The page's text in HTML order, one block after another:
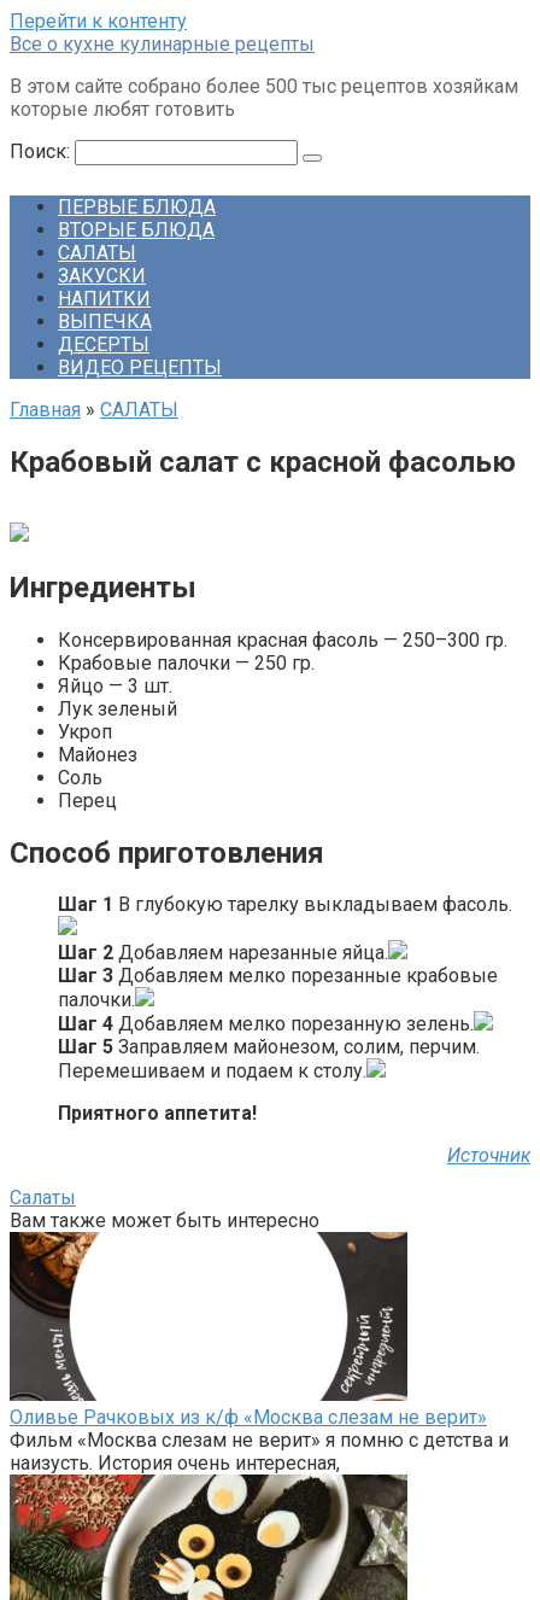
Перейти к контенту
Все о кухне кулинарные рецепты
В этом сайте собрано более 500 тыс рецептов хозяйкам
которые любят готовить
Поиск:
ПЕРВЫЕ БЛЮДА
ВТОРЫЕ БЛЮДА
САЛАТЫ
ЗАКУСКИ
НАПИТКИ
ВЫПЕЧКА
ДЕСЕРТЫ
ВИДЕО РЕЦЕПТЫ
Главная » САЛАТЫ
Крабовый салат с красной фасолью
Ингредиенты
Консервированная красная фасоль — 250–300 гр.
Крабовые палочки — 250 гр.
Яйцо — 3 шт.
Лук зеленый
Укроп
Майонез
Соль
Перец
Способ приготовления
Шаг 1 В глубокую тарелку выкладываем фасоль.
Шаг 2 Добавляем нарезанные яйца.
Шаг 3 Добавляем мелко порезанные крабовые
палочки.
Шаг 4 Добавляем мелко порезанную зелень.
Шаг 5 Заправляем майонезом, солим, перчим.
Перемешиваем и подаем к столу.
Приятного аппетита!
Источник
Салаты
Вам также может быть интересно
Оливье Рачковых из к/ф «Москва слезам не верит»
Фильм «Москва слезам не верит» я помню с детства и
наизусть. История очень интересная,